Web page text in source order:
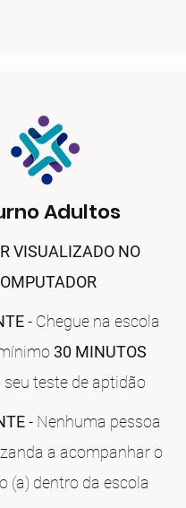
Adultos
VISUALIZADO NO
- Chegue na escola
30 MINUTOS
teste de aptidão
- Nenhuma pessoa
a acompanhar o
(a) dentro da escola